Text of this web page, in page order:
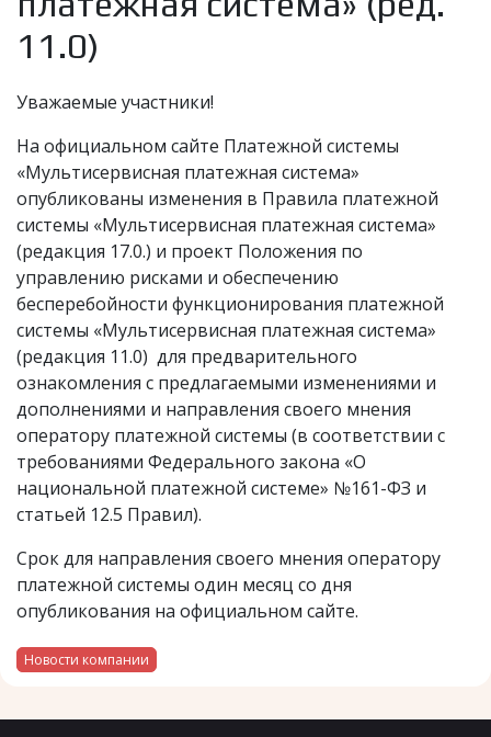
11.0)
Уважаемые участники!
На официальном сайте Платежной системы
«Мультисервисная платежная система»
опубликованы изменения в Правила платежной
системы «Мультисервисная платежная система»
(редакция 17.0.) и проект Положения по
управлению рисками и обеспечению
бесперебойности функционирования платежной
системы «Мультисервисная платежная система»
(редакция 11.0) для предварительного
ознакомления с предлагаемыми изменениями и
дополнениями и направления своего мнения
оператору платежной системы (в соответствии с
требованиями Федерального закона «О
национальной платежной системе» №161-ФЗ и
статьей 12.5 Правил).
Срок для направления своего мнения оператору
платежной системы один месяц со дня
опубликования на официальном сайте.
Новости компании